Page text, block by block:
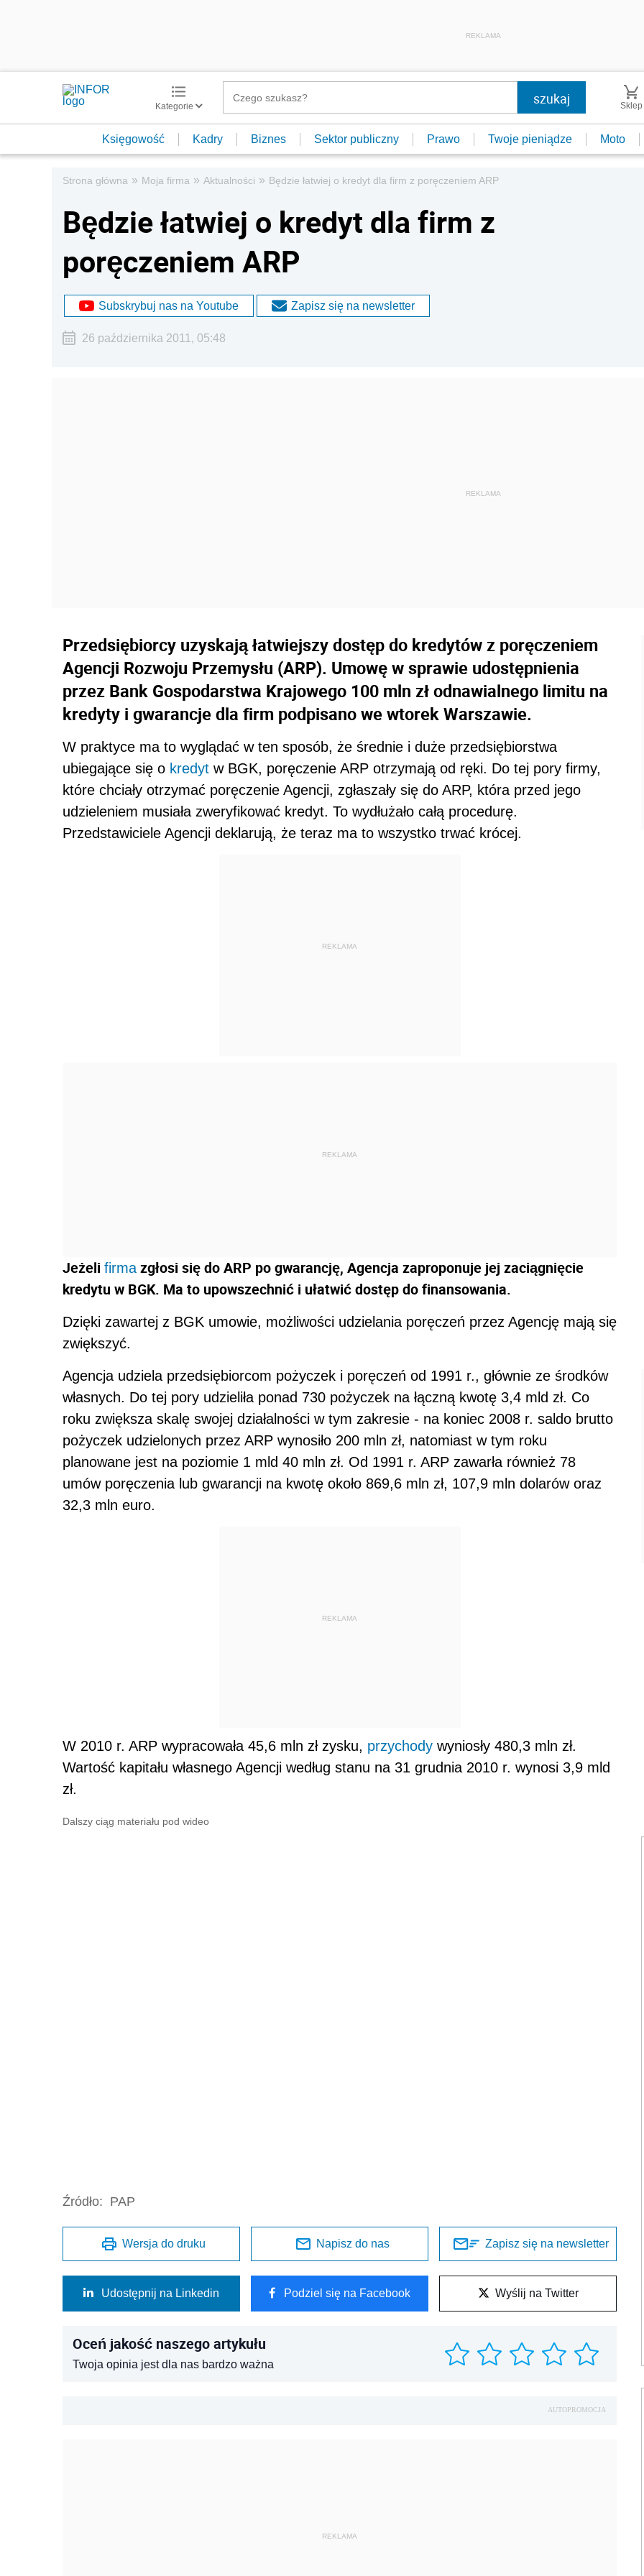
REKLAMA
Kategorie Sklep
Księgowość Kadry Biznes Sektor publiczny Prawo Twoje pieniądze Moto
Strona główna » Moja firma » Aktualności » Będzie łatwiej o kredyt dla firm z poręczeniem ARP
Będzie łatwiej o kredyt dla firm z
poręczeniem ARP
Subskrybuj nas na Youtube Zapisz się na newsletter
26 października 2011, 05:48
Przedsiębiorcy uzyskają łatwiejszy dostęp do kredytów z poręczeniem
Agencji Rozwoju Przemysłu (ARP). Umowę w sprawie udostępnienia
przez Bank Gospodarstwa Krajowego 100 mln zł odnawialnego limitu na
kredyty i gwarancje dla firm podpisano we wtorek Warszawie.
W praktyce ma to wyglądać w ten sposób, że średnie i duże przedsiębiorstwa
ubiegające się o kredyt w BGK, poręczenie ARP otrzymają od ręki. Do tej pory firmy,
które chciały otrzymać poręczenie Agencji, zgłaszały się do ARP, która przed jego
udzieleniem musiała zweryfikować kredyt. To wydłużało całą procedurę.
Przedstawiciele Agencji deklarują, że teraz ma to wszystko trwać krócej.
REKLAMA
REKLAMA
Jeżeli firmazgłosi się do ARP po gwarancję, Agencja zaproponuje jej zaciągnięcie
kredytu w BGK. Ma to upowszechnić i ułatwić dostęp do finansowania.
Dzięki zawartej z BGK umowie, możliwości udzielania poręczeń przez Agencję mają się
zwiększyć.
Agencja udziela przedsiębiorcom pożyczek i poręczeń od 1991 r., głównie ze środków
własnych. Do tej pory udzieliła ponad 730 pożyczek na łączną kwotę 3,4 mld zł. Co
roku zwiększa skalę swojej działalności w tym zakresie - na koniec 2008 r. saldo brutto
pożyczek udzielonych przez ARP wynosiło 200 mln zł, natomiast w tym roku
planowane jest na poziomie 1 mld 40 mln zł. Od 1991 r. ARP zawarła również 78
umów poręczenia lub gwarancji na kwotę około 869,6 mln zł, 107,9 mln dolarów oraz
32,3 mln euro.
REKLAMA
W 2010 r. ARP wypracowała 45,6 mln zł zysku, przychody wyniosły 480,3 mln zł.
Wartość kapitału własnego Agencji według stanu na 31 grudnia 2010 r. wynosi 3,9 mld
zł.
Dalszy ciąg materiału pod wideo
Źródło: PAP
Wersja do druku Napisz do nas Zapisz się na newsletter
Udostępnij na Linkedin Podziel się na Facebook Wyślij na Twitter
Oceń jakość naszego artykułu
Twoja opinia jest dla nas bardzo ważna
AUTOPROMOCJA
REKLAMA